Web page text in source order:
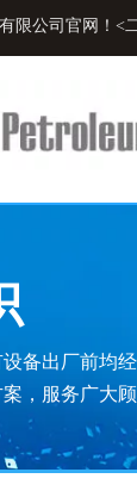
限公司官网！<
备出厂前均
，服务广大顾